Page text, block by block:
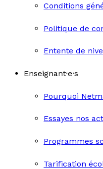
Conditions
Politique de
Entente de
Enseignant·e·s
Pourquoi
Essayes nos
Programmes
Tarification